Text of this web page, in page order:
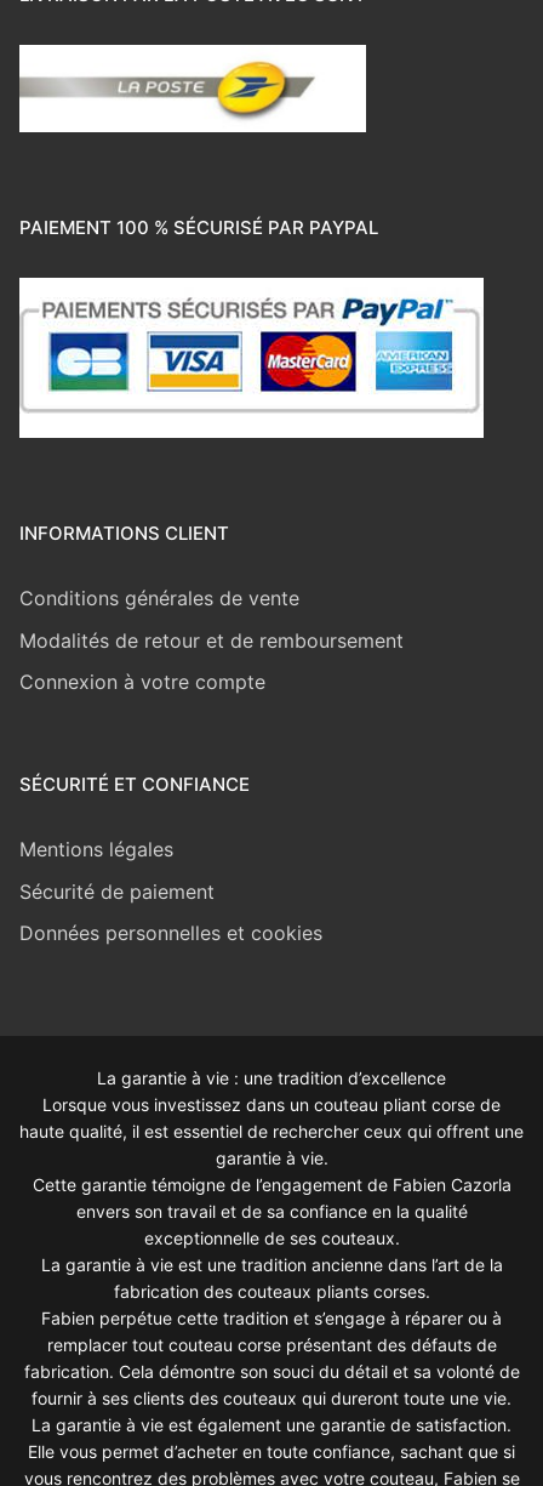
PAIEMENT 100 % SÉCURISÉ PAR PAYPAL
INFORMATIONS CLIENT
Conditions générales de vente
Modalités de retour et de remboursement
Connexion à votre compte
SÉCURITÉ ET CONFIANCE
Mentions légales
Sécurité de paiement
Données personnelles et cookies
La garantie à vie : une tradition d’excellence
Lorsque vous investissez dans un couteau pliant corse de
haute qualité, il est essentiel de rechercher ceux qui offrent une
garantie à vie.
Cette garantie témoigne de l’engagement de Fabien Cazorla
envers son travail et de sa confiance en la qualité
exceptionnelle de ses couteaux.
La garantie à vie est une tradition ancienne dans l’art de la
fabrication des couteaux pliants corses.
Fabien perpétue cette tradition et s’engage à réparer ou à
remplacer tout couteau corse présentant des défauts de
fabrication. Cela démontre son souci du détail et sa volonté de
fournir à ses clients des couteaux qui dureront toute une vie.
La garantie à vie est également une garantie de satisfaction.
Elle vous permet d’acheter en toute confiance, sachant que si
vous rencontrez des problèmes avec votre couteau, Fabien se